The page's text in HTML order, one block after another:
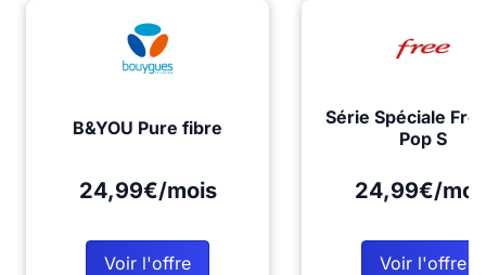
B&YOU Pure fibre
24,99€/mois
Voir l'offre
Série Spéciale
Pop S
24,99€/
Voir l'offre